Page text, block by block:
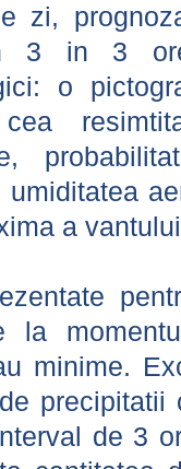
zi,
3 in 3
o
umiditatea
a
la
minime.
precipitatii
de 3